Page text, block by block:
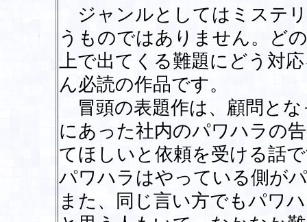
ジャンルとしてはミステ
うものではありません。ど
上で出てくる難題にどう対
ん必読の作品です。
冒頭の表題作は、顧問と
にあった社内のパワハラの
てほしいと依頼を受ける話
パワハラはやっている側が
また、同じ言い方でもパワ